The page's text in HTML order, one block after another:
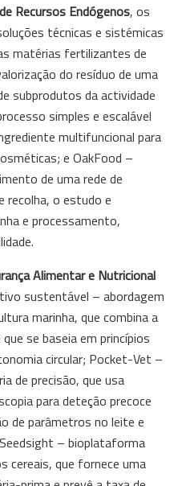
Recursos Endógenos, os
técnicas e sistémicas
matérias fertilizantes de
do resíduo de uma
subprodutos da actividade
simples e escalável
multifuncional para
e OakFood –
de uma rede de
recolha, o estudo e
e processamento,
Alimentar e Nutricional
sustentável – abordagem
marinha, que combina a
se baseia em princípios
circular; Pocket-Vet –
de precisão, que usa
para deteção precoce
de parâmetros no leite e
– bioplataforma
cereais, que fornece uma